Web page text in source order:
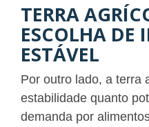
TERRA
ESCOLHA DE
ESTÁVEL
Por outro lado, a terra
estabilidade quanto
demanda por